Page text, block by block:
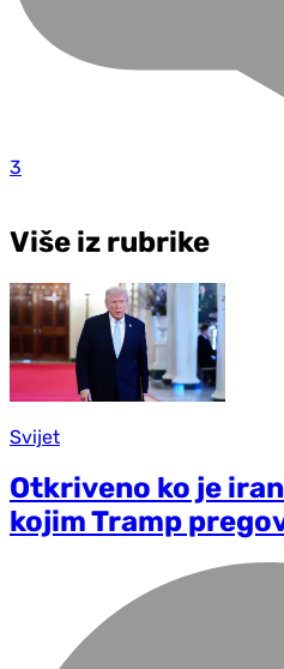
3
Više iz rubrike
Svijet
Otkriveno ko je
kojim Tramp